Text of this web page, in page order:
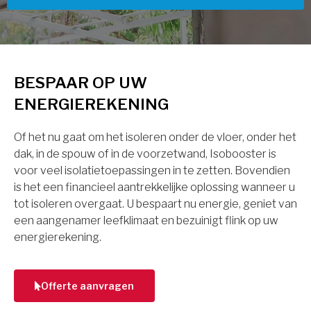
BESPAAR OP UW
ENERGIEREKENING
Of het nu gaat om het isoleren onder de vloer, onder het
dak, in de spouw of in de voorzetwand, Isobooster is
voor veel isolatietoepassingen in te zetten. Bovendien
is het een financieel aantrekkelijke oplossing wanneer u
tot isoleren overgaat. U bespaart nu energie, geniet van
een aangenamer leefklimaat en bezuinigt flink op uw
energierekening.
Offerte aanvragen